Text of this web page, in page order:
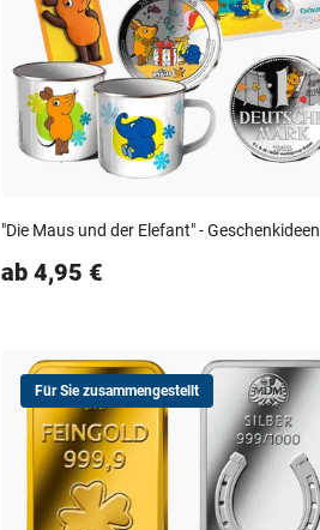
"Die Maus und der Elefant" - Geschenkideen
ab 4,95 €
Für Sie zusammengestellt